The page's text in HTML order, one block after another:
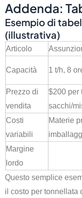
Addenda:
Esempio di
(illustrativa)
Articolo
Capacità 1 t/h, 8
Prezzo di
vendita
$200 per
sacchi/
Costi
variabili
Materie
Margine
lordo
Questo semplice
il costo per tonnellata